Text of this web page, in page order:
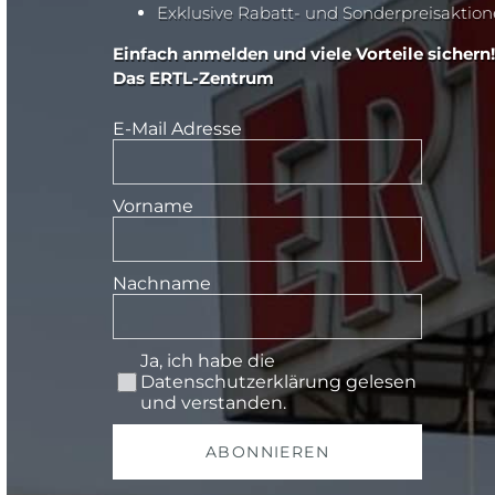
Exklusive Rabatt- und
Einfach anmelden und viele Vorteile sichern!
Das ERTL-Zentrum
E-Mail Adresse
Vorname
Nachname
Ja, ich habe die
Datenschutzerklärunggelesen
und verstanden.
ABONNIEREN